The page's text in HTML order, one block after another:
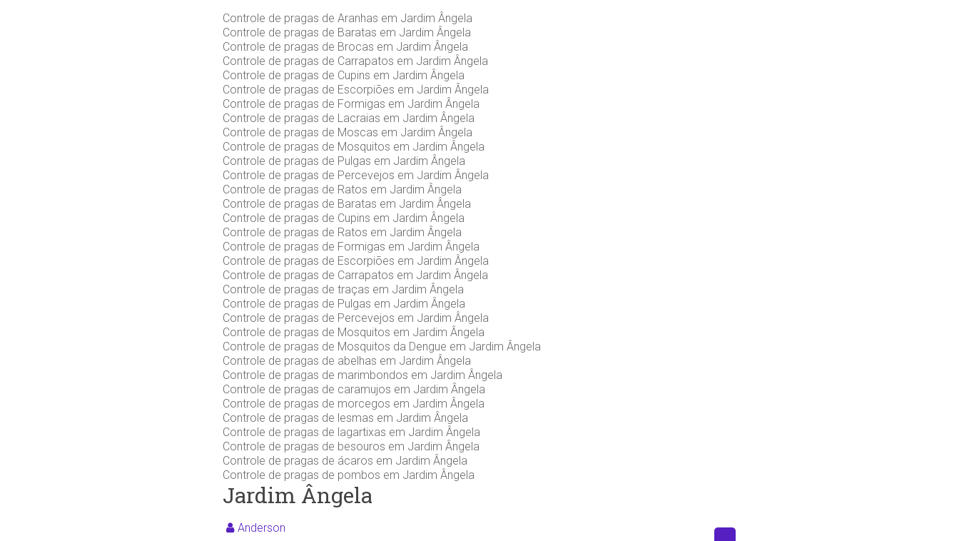
Controle de pragas de Aranhas em Jardim Ângela
Controle de pragas de Baratas em Jardim Ângela
Controle de pragas de Brocas em Jardim Ângela
Controle de pragas de Carrapatos em Jardim Ângela
Controle de pragas de Cupins em Jardim Ângela
Controle de pragas de Escorpiões em Jardim Ângela
Controle de pragas de Formigas em Jardim Ângela
Controle de pragas de Lacraias em Jardim Ângela
Controle de pragas de Moscas em Jardim Ângela
Controle de pragas de Mosquitos em Jardim Ângela
Controle de pragas de Pulgas em Jardim Ângela
Controle de pragas de Percevejos em Jardim Ângela
Controle de pragas de Ratos em Jardim Ângela
Controle de pragas de Baratas em Jardim Ângela
Controle de pragas de Cupins em Jardim Ângela
Controle de pragas de Ratos em Jardim Ângela
Controle de pragas de Formigas em Jardim Ângela
Controle de pragas de Escorpiões em Jardim Ângela
Controle de pragas de Carrapatos em Jardim Ângela
Controle de pragas de traças em Jardim Ângela
Controle de pragas de Pulgas em Jardim Ângela
Controle de pragas de Percevejos em Jardim Ângela
Controle de pragas de Mosquitos em Jardim Ângela
Controle de pragas de Mosquitos da Dengue em Jardim Ângela
Controle de pragas de abelhas em Jardim Ângela
Controle de pragas de marimbondos em Jardim Ângela
Controle de pragas de caramujos em Jardim Ângela
Controle de pragas de morcegos em Jardim Ângela
Controle de pragas de lesmas em Jardim Ângela
Controle de pragas de lagartixas em Jardim Ângela
Controle de pragas de besouros em Jardim Ângela
Controle de pragas de ácaros em Jardim Ângela
Controle de pragas de pombos em Jardim Ângela
Jardim Ângela
Anderson